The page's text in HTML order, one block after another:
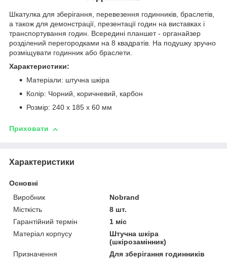
Шкатулка для зберігання, перевезення годинників, браслетів,
а також для демонстрації, презентації годин на виставках і
транспортування годин. Всередині планшет - органайзер
розділений перегородками на 8 квадратів. На подушку зручно
розміщувати годинник або браслети.
Характеристики:
Матеріали: штучна шкіра
Колір: Чорний, коричневий, карбон
Розмір: 240 х 185 х 60 мм
Приховати
Характеристики
Основні
Виробник
Nobrand
Місткість
8 шт.
Гарантійний термін
1 міс
Матеріал корпусу
Штучна шкіра
(шкірозамінник)
Призначення
Для зберігання годинників